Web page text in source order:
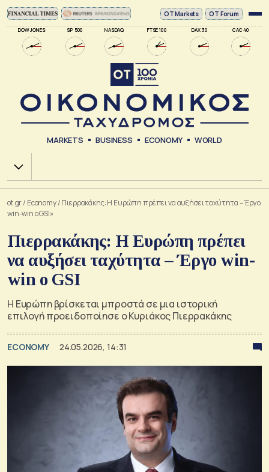
DOW JONES SP 500 NASDAQ FTSE 100 DAX 30 CAC 40
ΟΤ Markets OT Forum
MARKETS BUSINESS ECONOMY WORLD
Χ.Α.
ot.gr/ Economy/Πιερρακάκης: Η Ευρώπη πρέπει να αυξήσει ταχύτητα – Έργο
win-win ο GSI»
Πιερρακάκης: Η Ευρώπη πρέπει
να αυξήσει ταχύτητα – Έργο win-
win ο GSI
Η Ευρώπη βρίσκεται μπροστά σε μια ιστορική
επιλογή προειδοποίησε ο Κυριάκος Πιερρακάκης
ECONOMY 24.05.2026, 14:31